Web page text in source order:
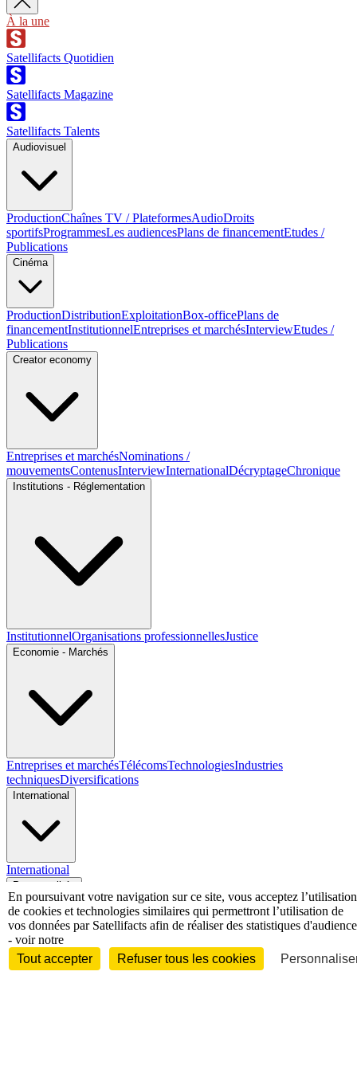
À la une
Satellifacts Quotidien
Satellifacts Magazine
Satellifacts Talents
Audiovisuel
ProductionChaînes TV / PlateformesAudioDroits
sportifsProgrammesLes audiencesPlans de financementEtudes /
Publications
Cinéma
ProductionDistributionExploitationBox-officePlans de
financementInstitutionnelEntreprises et marchésInterviewEtudes /
Publications
Creator economy
Entreprises et marchésNominations /
mouvementsContenusInterviewInternationalDécryptageChronique
Institutions - Réglementation
InstitutionnelOrganisations professionnellesJustice
Economie - Marchés
Entreprises et marchésTélécomsTechnologiesIndustries
techniquesDiversifications
International
International
Personnalités
InterviewBiographies Nominations /
En poursuivant votre navigation sur ce site, vous acceptez l’utilisation
de cookies et technologies similaires qui permettront l’utilisation de
vos données par Satellifacts afin de réaliser des statistiques d'audience
- voir notre
Tout accepter
Refuser tous les cookies